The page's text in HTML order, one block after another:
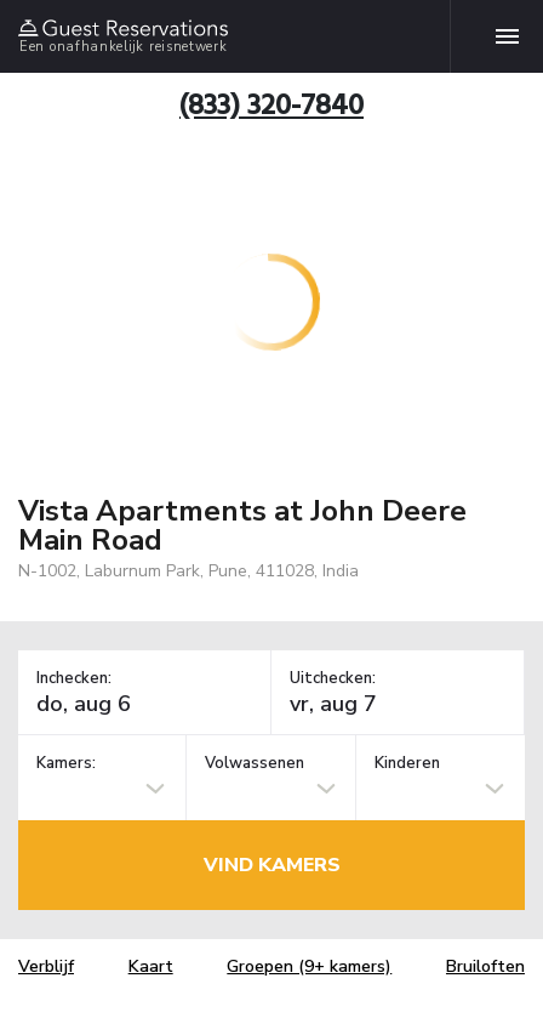
Een onafhankelijk reisnetwerk
(833) 320-7840
Vista Apartments at John Deere
Main Road
N-1002, Laburnum Park, Pune, 411028, India
Inchecken: Uitchecken:
Kamers: Volwassenen Kinderen
VIND KAMERS
Verblijf Kaart Groepen (9+ kamers) Bruiloften